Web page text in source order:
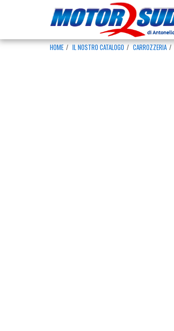
HOME IL NOSTRO CATALOGO CARROZZERIA